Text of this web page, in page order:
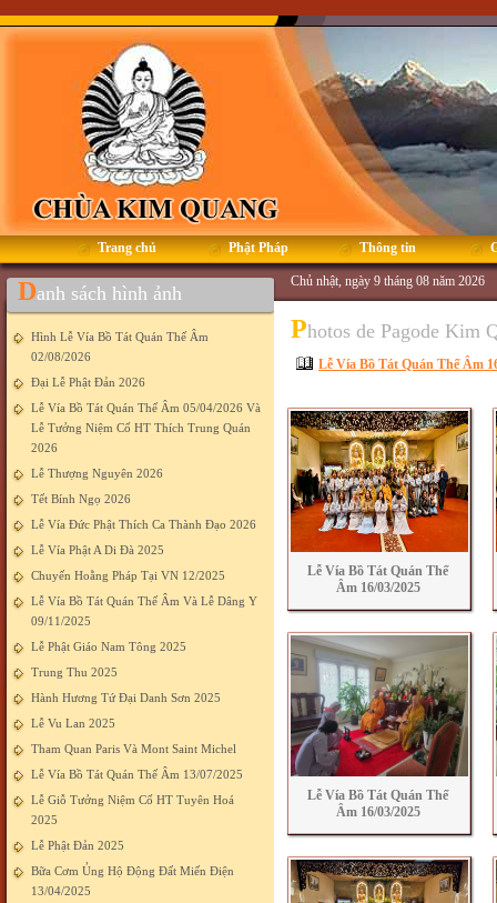
Trang chủ Phật Pháp Thông tin
Danh sách hình ảnh
Hình Lễ Vía Bồ Tát Quán Thế Âm
02/08/2026
Đại Lễ Phật Đản 2026
Lễ Vía Bồ Tát Quán Thế Âm 05/04/2026 Và
Lễ Tưởng Niệm Cố HT Thích Trung Quán
2026
Lễ Thượng Nguyên 2026
Tết Bính Ngọ 2026
Lễ Vía Đức Phật Thích Ca Thành Đạo 2026
Lễ Vía Phật A Di Đà 2025
Chuyến Hoằng Pháp Tại VN 12/2025
Lễ Vía Bồ Tát Quán Thế Âm Và Lễ Dâng Y
09/11/2025
Lễ Phật Giáo Nam Tông 2025
Trung Thu 2025
Hành Hương Tứ Đại Danh Sơn 2025
Lễ Vu Lan 2025
Tham Quan Paris Và Mont Saint Michel
Lễ Vía Bồ Tát Quán Thế Âm 13/07/2025
Lễ Giỗ Tưởng Niệm Cố HT Tuyên Hoá
2025
Lễ Phật Đản 2025
Bữa Cơm Ủng Hộ Động Đất Miến Điện
13/04/2025
Chủ nhật, ngày 9 tháng 08 năm 2026
Photos de Pagode Kim
Lễ Vía Bồ Tát Quán Thế Âm
Lễ Vía Bồ Tát Quán Thế
Âm 16/03/2025
Lễ Vía Bồ Tát Quán Thế
Âm 16/03/2025